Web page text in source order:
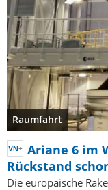
Raumfahrt
Ariane 6 im
Rückstand
Die europäische